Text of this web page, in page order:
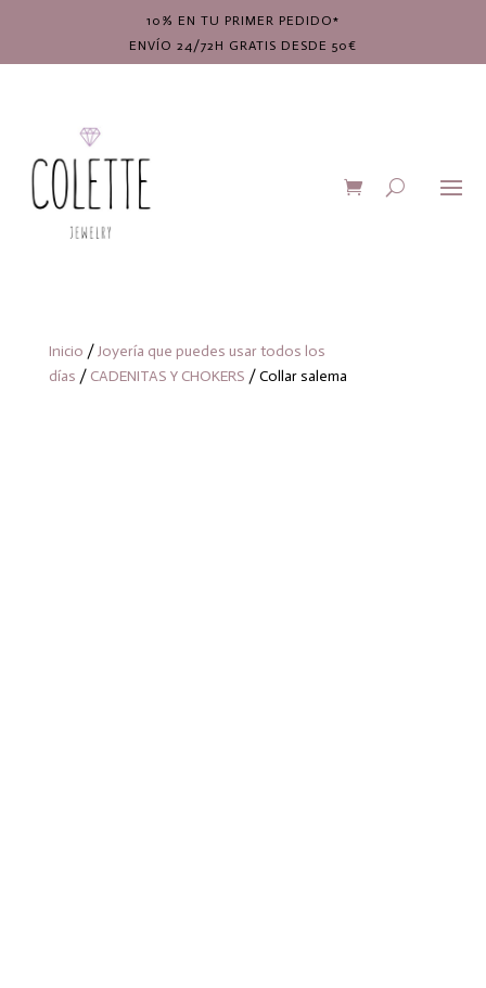
10% EN TU PRIMER PEDIDO*
ENVÍO 24/72H GRATIS DESDE 50€
Inicio /Joyería que puedes usar todos los
días / CADENITAS Y CHOKERS / Collar salema